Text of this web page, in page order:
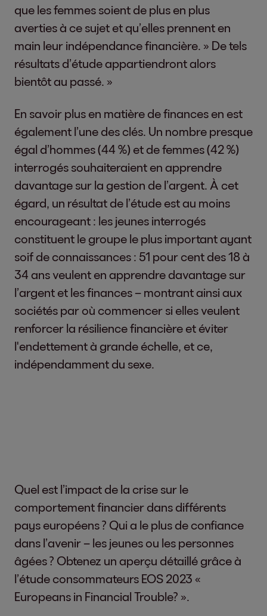
que les femmes soient de plus en plus
averties à ce sujet et qu’elles prennent en
main leur indépendance financière. » De tels
résultats d’étude appartiendront alors
bientôt au passé. »
En savoir plus en matière de finances en est
également l’une des clés. Un nombre presque
égal d’hommes (44 %) et de femmes (42 %)
interrogés souhaiteraient en apprendre
davantage sur la gestion de l’argent. À cet
égard, un résultat de l’étude est au moins
encourageant : les jeunes interrogés
constituent le groupe le plus important ayant
soif de connaissances : 51 pour cent des 18 à
34 ans veulent en apprendre davantage sur
l’argent et les finances – montrant ainsi aux
sociétés par où commencer si elles veulent
renforcer la résilience financière et éviter
l'endettement à grande échelle, et ce,
indépendamment du sexe.
Quel est l’impact de la crise sur le
comportement financier dans différents
pays européens ? Qui a le plus de confiance
dans l’avenir – les jeunes ou les personnes
âgées ? Obtenez un aperçu détaillé grâce à
l’étude consommateurs EOS 2023 «
Europeans in Financial Trouble? ».